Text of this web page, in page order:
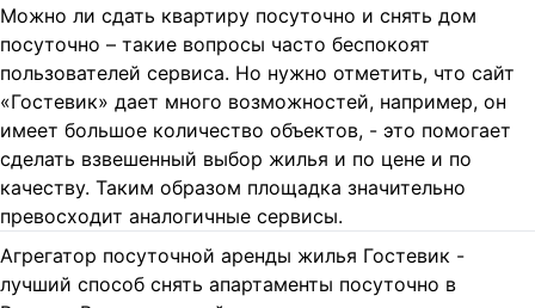
Можно ли сдать квартиру посуточно и снять дом
посуточно – такие вопросы часто беспокоят
пользователей сервиса. Но нужно отметить, что сайт
«Гостевик» дает много возможностей, например, он
имеет большое количество объектов, - это помогает
сделать взвешенный выбор жилья и по цене и по
качеству. Таким образом площадка значительно
превосходит аналогичные сервисы.
Агрегатор посуточной аренды жилья Гостевик -
лучший способ снять апартаменты посуточно в